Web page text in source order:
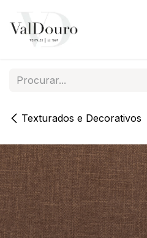
Texturados e Decorativos